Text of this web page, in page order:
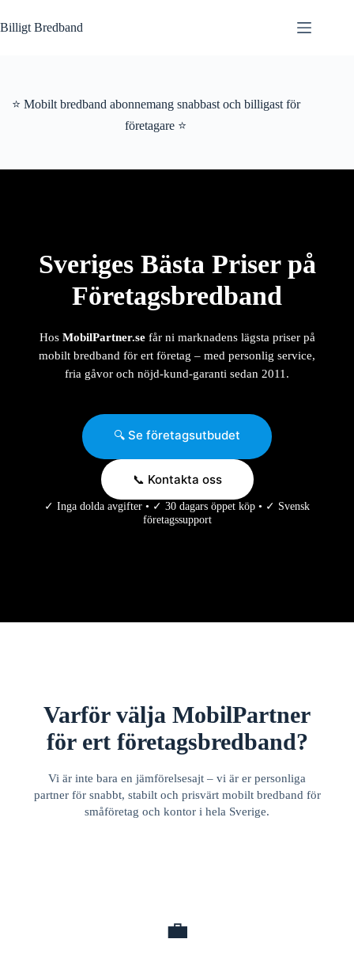
till
innehåll
Billigt Bredband
⭐ Mobilt bredband abonnemang snabbast och billigast för
företagare ⭐
Sveriges Bästa Priser på
Företagsbredband
Hos MobilPartner.sefår ni marknadens lägsta priser på
mobilt bredband för ert företag – med personlig service,
fria gåvor och nöjd-kund-garanti sedan 2011.
🔍 Se företagsutbudet
📞 Kontakta oss
✓ Inga dolda avgifter • ✓ 30 dagars öppet köp • ✓ Svensk
företagssupport
Varför välja MobilPartner
för ert företagsbredband?
Vi är inte bara en jämförelsesajt – vi är er personliga
partner för snabbt, stabilt och prisvärt mobilt bredband för
småföretag och kontor i hela Sverige.
💼